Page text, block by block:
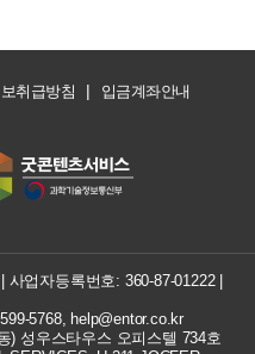
취급방침 | 입금계좌안내
사업자등록번호: 360-87-01222|
5768, help@entor.co.kr
) 성우스타우스 오피스텔 734호